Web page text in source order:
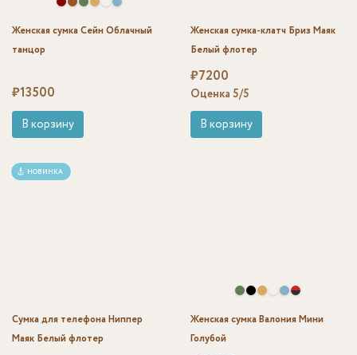
Женская сумка Сейн Облачный
танцор
₽13500
В корзину
Женская сумка-клатч Бриз Маяк
Белый флотер
₽7200
Оценка 5/5
В корзину
НОВИНКА
Сумка для телефона Ниппер
Маяк Белый флотер
Женская сумка Валония Мини
Голубой